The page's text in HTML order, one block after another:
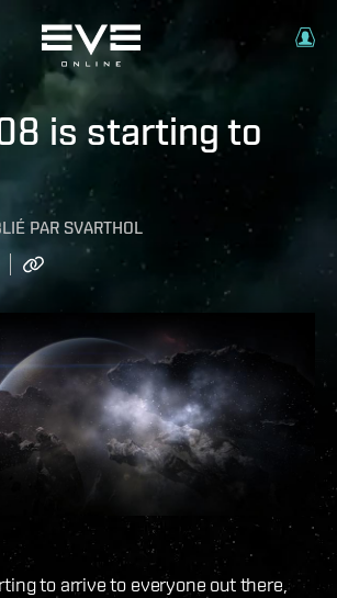
is starting to
PAR SVARTHOL
to arrive to everyone out there,